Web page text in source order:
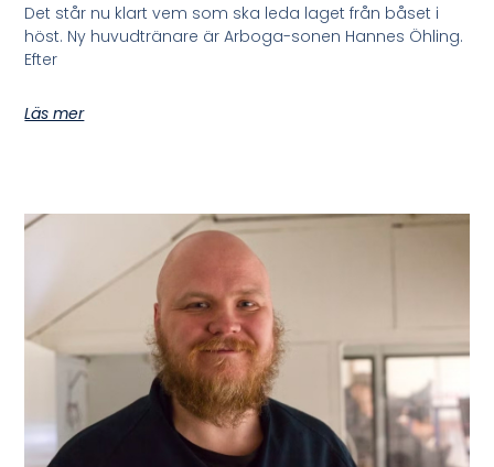
Det står nu klart vem som ska leda laget från båset i
höst. Ny huvudtränare är Arboga-sonen Hannes Öhling.
Efter
Läs mer